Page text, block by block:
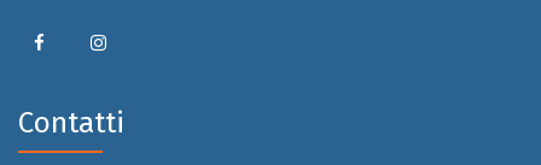
Contatti